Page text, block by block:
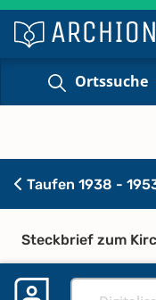
Ortssuche
Taufen 1938 -
Steckbrief zum